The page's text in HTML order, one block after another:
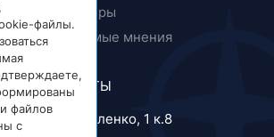
Дальномеры
и независимые мнения
КОНТАКТЫ
ул. Короленко, 1 к.8
файлы.
файлов
с